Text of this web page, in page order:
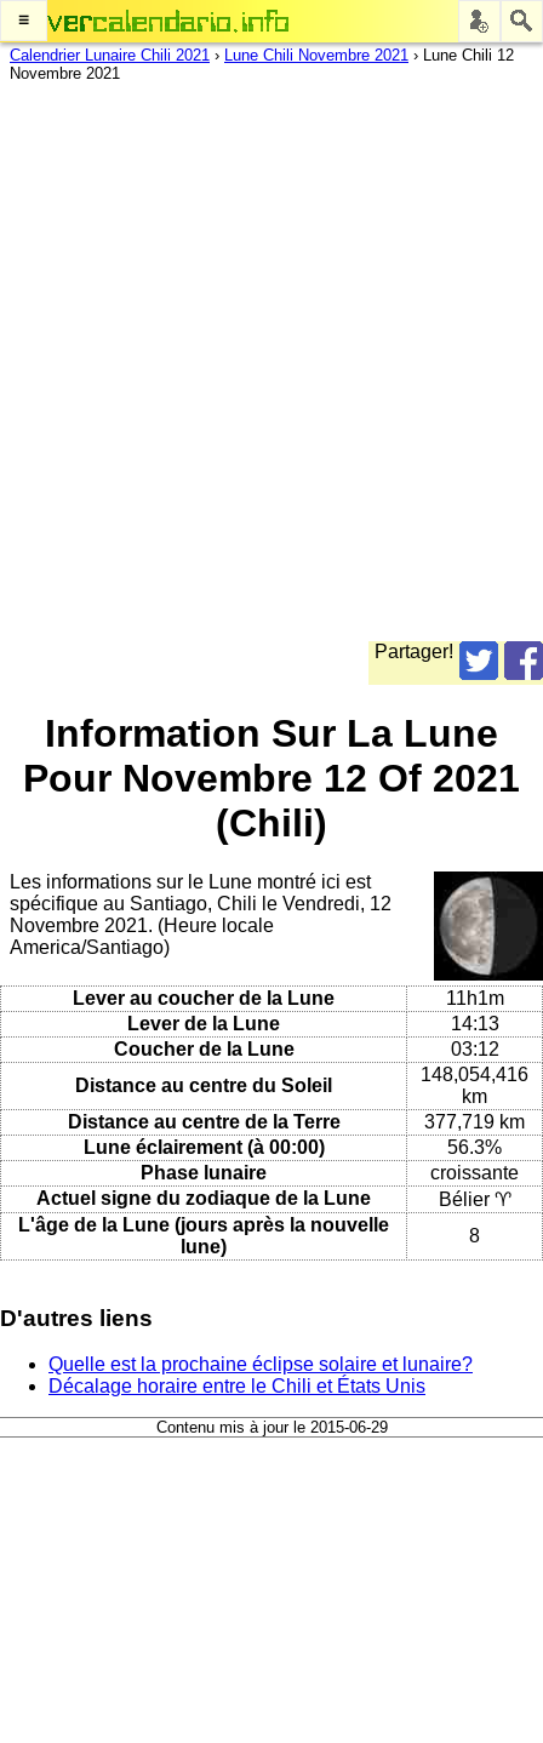
≡
Calendrier Lunaire Chili 2021 › Lune Chili Novembre 2021 › Lune Chili 12
Novembre 2021
Partager!
Information Sur La Lune
Pour Novembre 12 Of 2021
(Chili)
Les informations sur le Lune montré ici est
spécifique au Santiago, Chili le Vendredi, 12
Novembre 2021. (Heure locale
America/Santiago)
Lever au coucher de la Lune
11h1m
Lever de la Lune
14:13
Coucher de la Lune
03:12
Distance au centre du Soleil
148,054,416
km
Distance au centre de la Terre
377,719 km
Lune éclairement (à 00:00)
56.3%
Phase lunaire
croissante
Actuel signe du zodiaque de la Lune
Bélier ♈
L'âge de la Lune (jours après la nouvelle
lune)
8
D'autres liens
Quelle est la prochaine éclipse solaire et lunaire?
Décalage horaire entre le Chili et États Unis
Contenu mis à jour le 2015-06-29